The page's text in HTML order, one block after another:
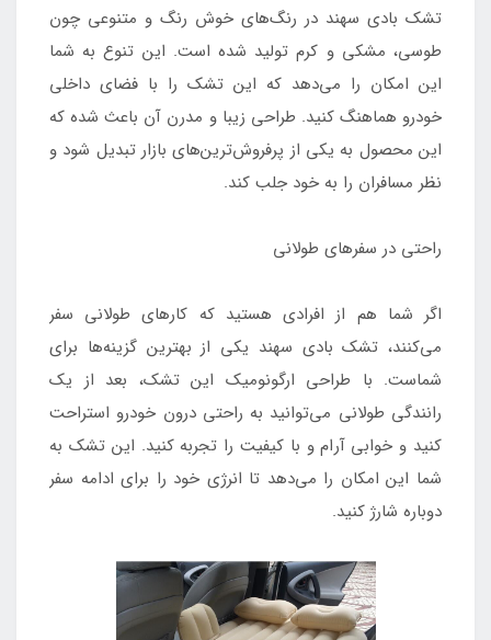
تشک بادی سهند در رنگ‌های خوش‌ رنگ و متنوعی چون
طوسی، مشکی و کرم تولید شده است. این تنوع به شما
این امکان را می‌دهد که این تشک را با فضای داخلی
خودرو هماهنگ کنید. طراحی زیبا و مدرن آن باعث شده که
این محصول به یکی از پرفروش‌ترین‌های بازار تبدیل شود و
نظر مسافران را به خود جلب کند.
راحتی در سفرهای طولانی
اگر شما هم از افرادی هستید که کارهای طولانی سفر
می‌کنند، تشک بادی سهند یکی از بهترین گزینه‌ها برای
شماست. با طراحی ارگونومیک این تشک، بعد از یک
رانندگی طولانی می‌توانید به راحتی درون خودرو استراحت
کنید و خوابی آرام و با کیفیت را تجربه کنید. این تشک به
شما این امکان را می‌دهد تا انرژی خود را برای ادامه سفر
دوباره شارژ کنید.